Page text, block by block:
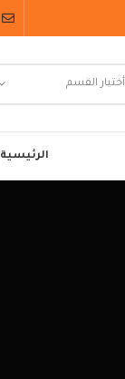
أختيار القسم
الرئيسية